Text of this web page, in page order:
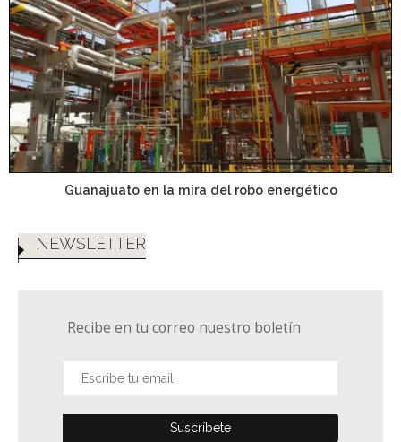
Guanajuato en la mira del robo energético
NEWSLETTER
Recibe en tu correo nuestro boletín